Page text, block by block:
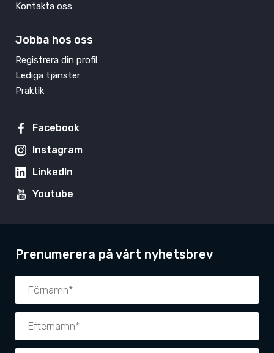
Kontakta oss
Jobba hos oss
Registrera din profil
Lediga tjänster
Praktik
Facebook
Instagram
LinkedIn
Youtube
Prenumerera på vårt nyhetsbrev